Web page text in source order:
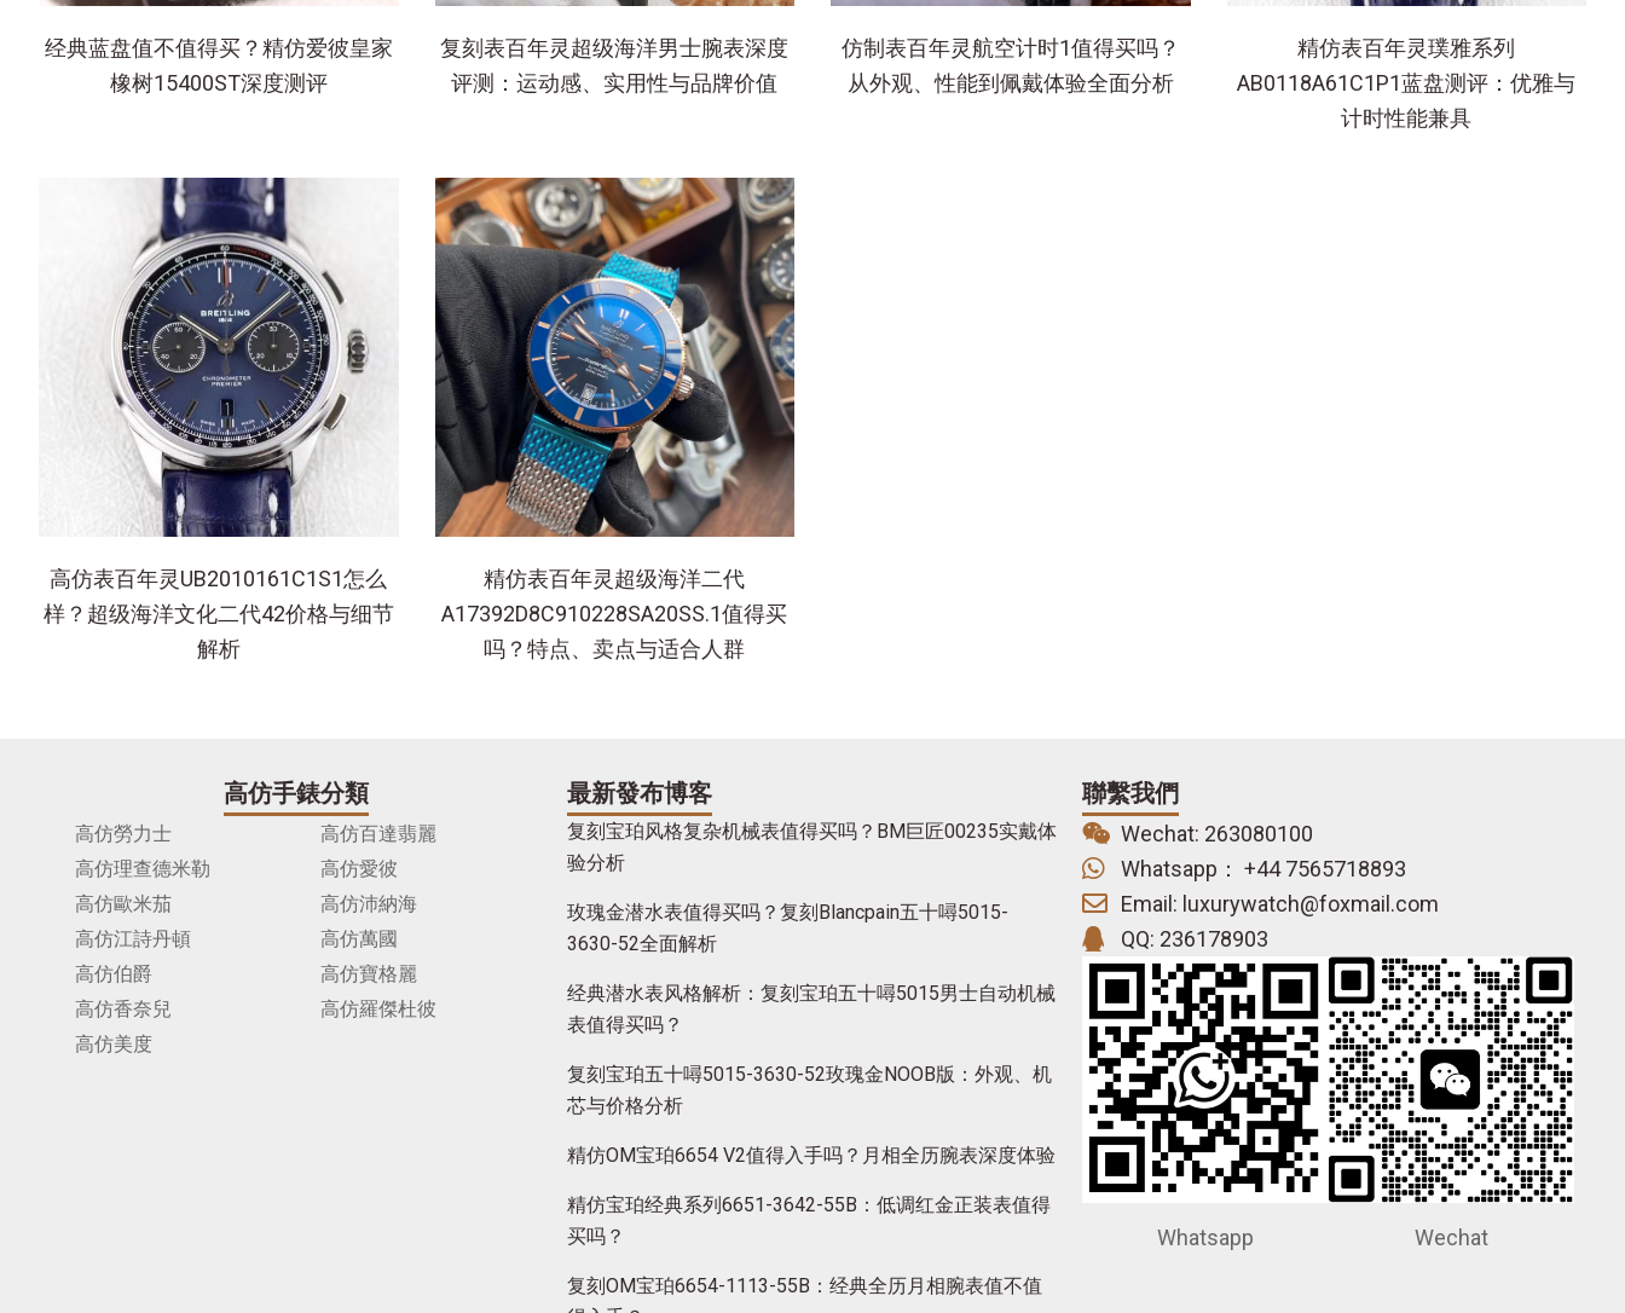
经典蓝盘值不值得买？精仿爱彼皇家
橡树15400ST深度测评
复刻表百年灵超级海洋男士腕表深度
评测：运动感、实用性与品牌价值
仿制表百年灵航空计时1值得买吗？
从外观、性能到佩戴体验全面分析
精仿表百年灵璞雅系列
AB0118A61C1P1蓝盘测评：优雅与
计时性能兼具
高仿表百年灵UB2010161C1S1怎么
样？超级海洋文化二代42价格与细节
解析
精仿表百年灵超级海洋二代
A17392D8C910228SA20SS.1值得买
吗？特点、卖点与适合人群
高仿手錶分類
高仿勞力士
高仿百達翡麗
高仿理查德米勒
高仿愛彼
高仿歐米茄
高仿沛納海
高仿江詩丹頓
高仿萬國
高仿伯爵
高仿寶格麗
高仿香奈兒
高仿羅傑杜彼
高仿美度
最新發布博客
复刻宝珀风格复杂机械表值得买吗？BM巨匠00235实戴体
验分析
玫瑰金潜水表值得买吗？复刻Blancpain五十噚5015-
3630-52全面解析
经典潜水表风格解析：复刻宝珀五十噚5015男士自动机械
表值得买吗？
复刻宝珀五十噚5015-3630-52玫瑰金NOOB版：外观、机
芯与价格分析
精仿OM宝珀6654 V2值得入手吗？月相全历腕表深度体验
精仿宝珀经典系列6651-3642-55B：低调红金正装表值得
买吗？
复刻OM宝珀6654-1113-55B：经典全历月相腕表值不值
聯繫我們
Wechat: 263080100
Whatsapp： +44 7565718893
Email: luxurywatch@foxmail.com
QQ: 236178903
Whatsapp Wechat